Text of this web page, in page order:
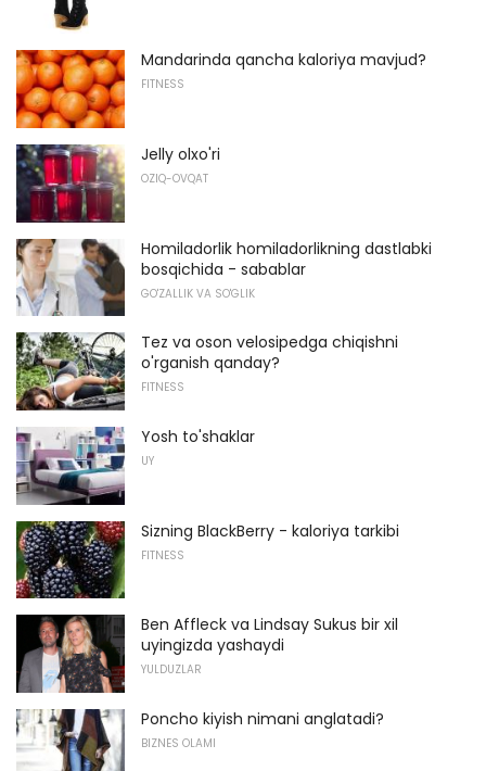
Mandarinda qancha kaloriya mavjud?
FITNESS
Jelly olxo'ri
OZIQ-OVQAT
Homiladorlik homiladorlikning dastlabki
bosqichida - sabablar
GO'ZALLIK VA SO'GLIK
Tez va oson velosipedga chiqishni
o'rganish qanday?
FITNESS
Yosh to'shaklar
UY
Sizning BlackBerry - kaloriya tarkibi
FITNESS
Ben Affleck va Lindsay Sukus bir xil
uyingizda yashaydi
YULDUZLAR
Poncho kiyish nimani anglatadi?
BIZNES OLAMI